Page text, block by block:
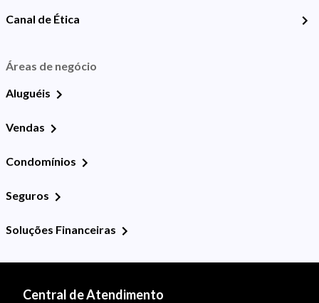
Canal de Ética
Áreas de negócio
Aluguéis
Vendas
Condomínios
Seguros
Soluções Financeiras
Central de Atendimento